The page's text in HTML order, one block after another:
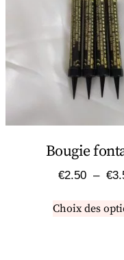
Bougie
€2.50 – €
Choix des